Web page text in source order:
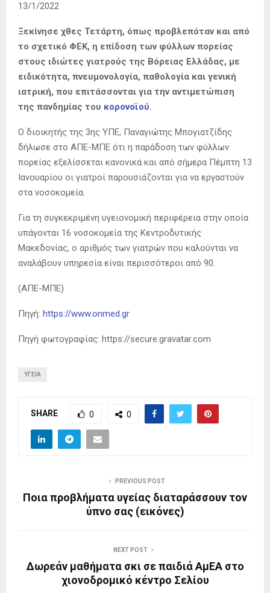
13/1/2022
Ξεκίνησε χθες Τετάρτη, όπως προβλεπόταν και από
το σχετικό ΦΕΚ, η επίδοση των φύλλων πορείας
στους ιδιώτες γιατρούς της Βόρειας Ελλάδας, με
ειδικότητα, πνευμονολογία, παθολογία και γενική
ιατρική, που επιτάσσονται για την αντιμετώπιση
της πανδημίας του κορονοϊού.
Ο διοικητής της 3ης ΥΠΕ, Παναγιώτης Μπογιατζίδης
δήλωσε στο ΑΠΕ-ΜΠΕ ότι η παράδοση των φύλλων
πορείας εξελίσσεται κανονικά και από σήμερα Πέμπτη 13
Ιανουαρίου οι γιατροί παρουσιάζονται για να εργαστούν
στα νοσοκομεία.
Για τη συγκεκριμένη υγειονομική περιφέρεια στην οποία
υπάγονται 16 νοσοκομεία της Κεντροδυτικής
Μακεδονίας, ο αριθμός των γιατρών που καλούνται να
αναλάβουν υπηρεσία είναι περισσότεροι από 90.
(ΑΠΕ-ΜΠΕ)
Πηγή: https://www.onmed.gr
Πηγή φωτογραφίας: https://secure.gravatar.com
ΥΓΕΊΑ
SHARE 0 0
PREVIOUS POST
Ποια προβλήματα υγείας διαταράσσουν τον
ύπνο σας (εικόνες)
NEXT POST
Δωρεάν μαθήματα σκι σε παιδιά ΑμΕΑ στο
χιονοδρομικό κέντρο Σελίου